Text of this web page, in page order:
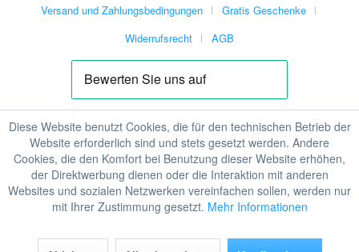
Versand und Zahlungsbedingungen
Gratis Geschenke
Widerrufsrecht
AGB
Diese Website benutzt Cookies, die für den technischen Betrieb der
Website erforderlich sind und stets gesetzt werden. Andere
Cookies, die den Komfort bei Benutzung dieser Website erhöhen,
der Direktwerbung dienen oder die Interaktion mit anderen
Websites und sozialen Netzwerken vereinfachen sollen, werden nur
mit Ihrer Zustimmung gesetzt. Mehr Informationen